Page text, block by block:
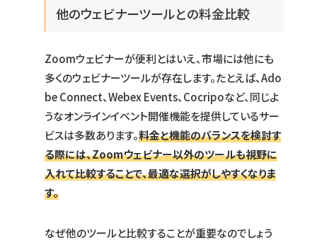
他のウェビナーツールとの料金比較
Zoomウェビナーが便利とはいえ、市場には他にも
多くのウェビナーツールが存在します。たとえば、Ado
be Connect、Webex Events、Cocripoなど、同じよ
うなオンラインイベント開催機能を提供しているサー
ビスは多数あります。料金と機能のバランスを検討す
る際には、Zoomウェビナー以外のツールも視野に
入れて比較することで、最適な選択がしやすくなりま
す。
なぜ他のツールと比較することが重要なのでしょう